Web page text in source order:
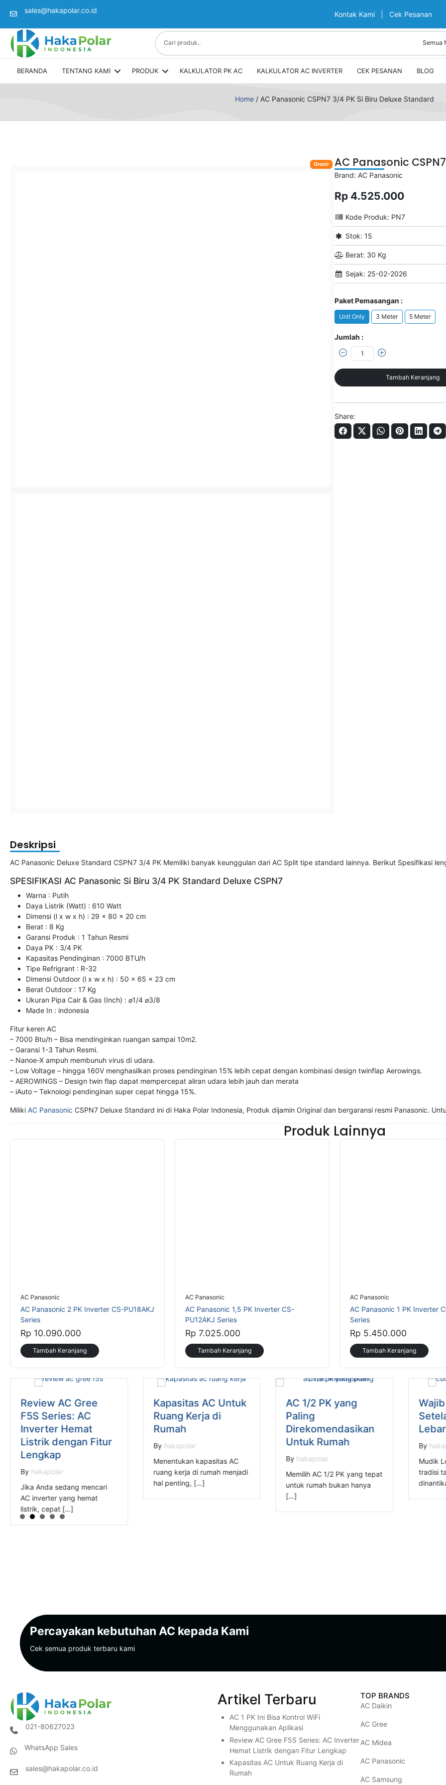
sales@hakapolar.co.id
(opens in new tab)
Kontak Kami Cek Pesanan
BERANDA TENTANG KAMI PRODUK KALKULATOR PK AC KALKULATOR AC INVERTER CEK PESANAN BLOG
Home / AC Panasonic CSPN7 3/4 PK Si Biru Deluxe Standard
Grosir AC Panasonic
Brand: AC Panasonic
Rp 4.525.000
Kode Produk: PN7
Stok: 15
Berat: 30 Kg
Sejak: 25-02-2026
Paket Pemasangan :
Unit Only 3 Meter 5 Meter
Jumlah :
Tambah Keranjang
Share:
Deskripsi
AC Panasonic Deluxe Standard CSPN7 3/4 PK Memiliki banyak keunggulan dari AC Split tipe standard lainnya. Berikut Spesifikasi
SPESIFIKASI AC Panasonic Si Biru 3/4 PK Standard Deluxe CSPN7
Warna : Putih
Daya Listrik (Watt) : 610 Watt
Dimensi (l x w x h) : 29 x 80 x 20 cm
Berat : 8 Kg
Garansi Produk : 1 Tahun Resmi
Daya PK : 3/4 PK
Kapasitas Pendinginan : 7000 BTU/h
Tipe Refrigrant : R-32
Dimensi Outdoor (l x w x h) : 50 x 65 x 23 cm
Berat Outdoor : 17 Kg
Ukuran Pipa Cair & Gas (Inch) : ⌀1/4 ⌀3/8
Made In : indonesia
Fitur keren AC
– 7000 Btu/h – Bisa mendinginkan ruangan sampai 10m2.
– Garansi 1-3 Tahun Resmi.
– Nanoe-X ampuh membunuh virus di udara.
– Low Voltage – hingga 160V menghasilkan proses pendinginan 15% lebih cepat dengan kombinasi design twinflap Aerowings.
– AEROWINGS – Design twin flap dapat mempercepat aliran udara lebih jauh dan merata
– iAuto – Teknologi pendinginan super cepat hingga 15%.
Miliki AC Panasonic CSPN7 Deluxe Standard ini di Haka Polar Indonesia, Produk dijamin Original dan bergaransi resmi Panasonic.
Produk Lainnya
AC Panasonic
AC Panasonic 2 PK Inverter CS-PU18AKJ
Series
Rp 10.090.000
Tambah Keranjang
AC Panasonic
AC Panasonic 1,5 PK Inverter CS-
PU12AKJ Series
Rp 7.025.000
Tambah Keranjang
AC Panasonic
AC Panasonic 1 PK Inverter
Series
Rp 5.450.000
Tambah Keranjang
Review AC Gree
F5S Series: AC
Inverter Hemat
Listrik dengan Fitur
Lengkap
By hakapolar
Jika Anda sedang mencari
AC inverter yang hemat
listrik, cepat […]
Kapasitas AC Untuk
Ruang Kerja di
Rumah
By hakapolar
Menentukan kapasitas AC
ruang kerja di rumah menjadi
hal penting, […]
AC 1/2 PK yang
Paling
Direkomendasikan
Untuk Rumah
By hakapolar
Memilih AC 1/2 PK yang tepat
untuk rumah bukan hanya
[…]
By
Mudik
tradisi
Percayakan kebutuhan AC kepada Kami
Cek semua produk terbaru kami
021-80627023
(opens in new tab)
WhatsApp Sales
(opens in new tab)
sales@hakapolar.co.id
Artikel Terbaru
AC 1 PK Ini Bisa Kontrol WiFi
Menggunakan Aplikasi
Review AC Gree F5S Series: AC Inverter
Hemat Listrik dengan Fitur Lengkap
Kapasitas AC Untuk Ruang Kerja di
Rumah
TOP BRANDS
AC Daikin
AC Gree
AC Midea
AC Panasonic
AC Samsung